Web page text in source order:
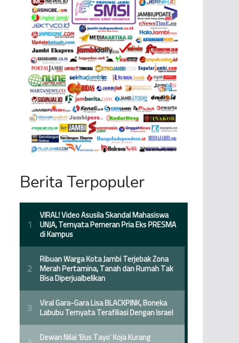
Berita Terpopuler